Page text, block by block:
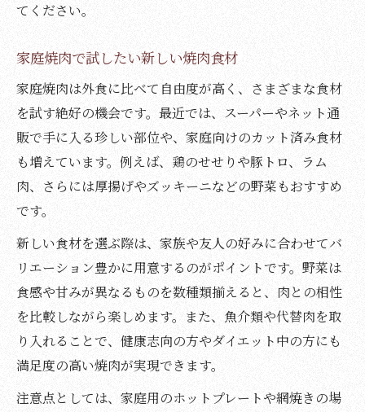
てください。
家庭焼肉で試したい新しい焼肉食材
家庭焼肉は外食に比べて自由度が高く、さまざまな食材
を試す絶好の機会です。最近では、スーパーやネット通
販で手に入る珍しい部位や、家庭向けのカット済み食材
も増えています。例えば、鶏のせせりや豚トロ、ラム
肉、さらには厚揚げやズッキーニなどの野菜もおすすめ
です。
新しい食材を選ぶ際は、家族や友人の好みに合わせてバ
リエーション豊かに用意するのがポイントです。野菜は
食感や甘みが異なるものを数種類揃えると、肉との相性
を比較しながら楽しめます。また、魚介類や代替肉を取
り入れることで、健康志向の方やダイエット中の方にも
満足度の高い焼肉が実現できます。
注意点としては、家庭用のホットプレートや網焼きの場